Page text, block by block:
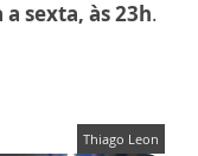
a sexta, às 23h.
Thiago Leon